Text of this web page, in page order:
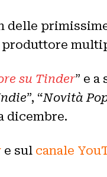
delle
su Tinder” e a
”, “Novità
dicembre.
e sul canale